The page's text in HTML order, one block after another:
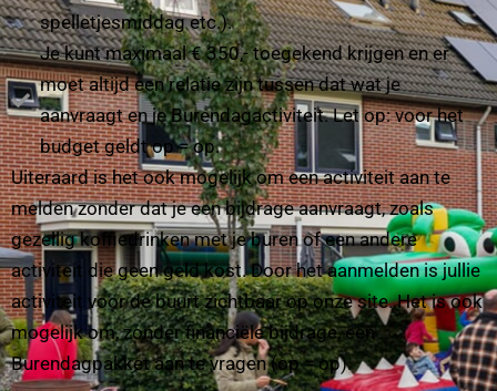
spelletjesmiddag etc.).
Je kunt maximaal € 350,- toegekend krijgen en er
moet altijd een relatie zijn tussen dat wat je
aanvraagt en je Burendagactiviteit. Let op: voor het
budget geldt op = op.
Uiteraard is het ook mogelijk om een activiteit aan te
melden zonder dat je een bijdrage aanvraagt, zoals
gezellig koffiedrinken met je buren of een andere
activiteit die geen geld kost. Door het aanmelden is jullie
activiteit voor de buurt zichtbaar op onze site. Het is ook
mogelijk om, zonder financiële bijdrage, een
Burendagpakket aan te vragen (op = op).